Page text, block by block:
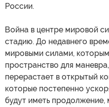
России.
Война в центре мировой
стадию. До недавнего
мировыми силами,
пространство для
перерастает в открытый
которые постепенно
будут иметь